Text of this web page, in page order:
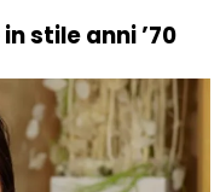
stile anni ’70